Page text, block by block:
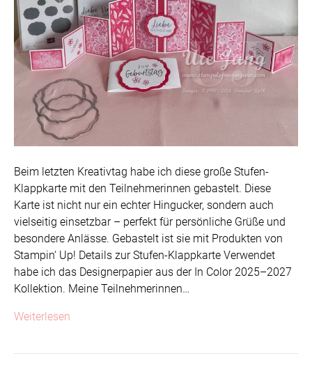
Beim letzten Kreativtag habe ich diese große Stufen-
Klappkarte mit den Teilnehmerinnen gebastelt. Diese
Karte ist nicht nur ein echter Hingucker, sondern auch
vielseitig einsetzbar – perfekt für persönliche Grüße und
besondere Anlässe. Gebastelt ist sie mit Produkten von
Stampin‘ Up! Details zur Stufen-Klappkarte Verwendet
habe ich das Designerpapier aus der In Color 2025–2027
Kollektion. Meine Teilnehmerinnen…
Weiterlesen